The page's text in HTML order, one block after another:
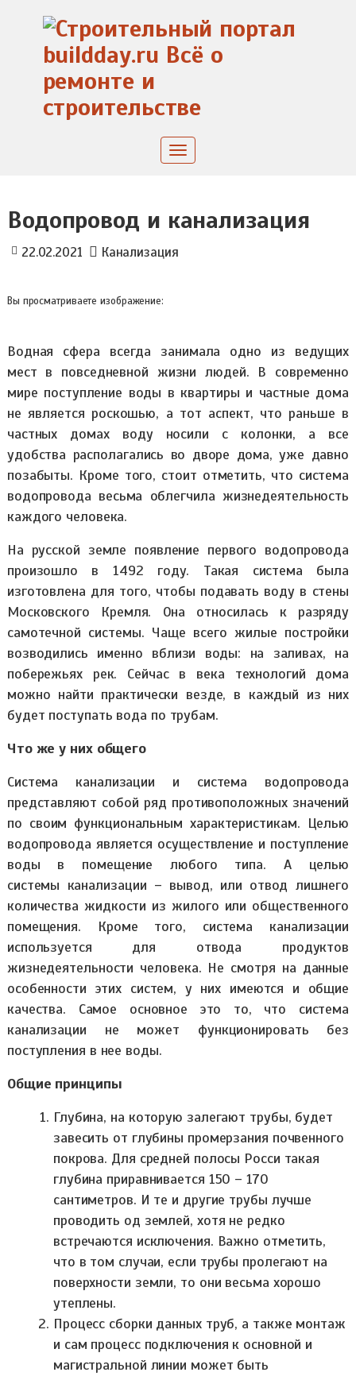
content
Toggle
Водопровод и канализация
22.02.2021 Канализация
Вы просматриваете изображение:
Водная сфера всегда занимала одно из ведущих
мест в повседневной жизни людей. В современно
мире поступление воды в квартиры и частные дома
не является роскошью, а тот аспект, что раньше в
частных домах воду носили с колонки, а все
удобства располагались во дворе дома, уже давно
позабыты. Кроме того, стоит отметить, что система
водопровода весьма облегчила жизнедеятельность
каждого человека.
На русской земле появление первого водопровода
произошло в 1492 году. Такая система была
изготовлена для того, чтобы подавать воду в стены
Московского Кремля. Она относилась к разряду
самотечной системы. Чаще всего жилые постройки
возводились именно вблизи воды: на заливах, на
побережьях рек. Сейчас в века технологий дома
можно найти практически везде, в каждый из них
будет поступать вода по трубам.
Что же у них общего
Система канализации и система водопровода
представляют собой ряд противоположных значений
по своим функциональным характеристикам. Целью
водопровода является осуществление и поступление
воды в помещение любого типа. А целью
системы канализации – вывод, или отвод лишнего
количества жидкости из жилого или общественного
помещения. Кроме того, система канализации
используется для отвода продуктов
жизнедеятельности человека. Не смотря на данные
особенности этих систем, у них имеются и общие
качества. Самое основное это то, что система
канализации не может функционировать без
поступления в нее воды.
Общие принципы
Глубина, на которую залегают трубы, будет
завесить от глубины промерзания почвенного
покрова. Для средней полосы Росси такая
глубина приравнивается 150 – 170
сантиметров. И те и другие трубы лучше
проводить од землей, хотя не редко
встречаются исключения. Важно отметить,
что в том случаи, если трубы пролегают на
поверхности земли, то они весьма хорошо
утеплены.
Процесс сборки данных труб, а также монтаж
и сам процесс подключения к основной и
магистральной линии может быть